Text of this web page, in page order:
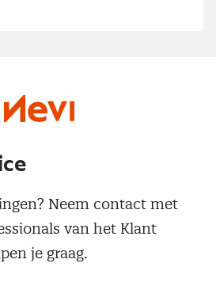
Neem contact met
van het Klant
je graag.